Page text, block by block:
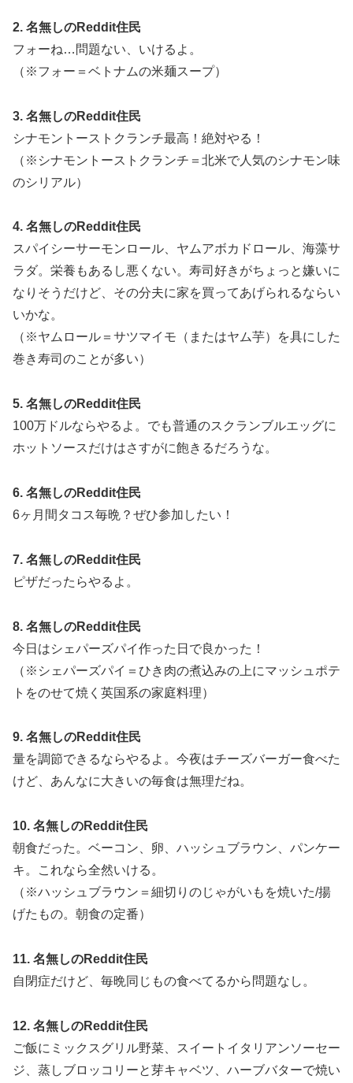
2. 名無しのReddit住民
フォーね…問題ない、いけるよ。
（※フォー＝ベトナムの米麺スープ）
3. 名無しのReddit住民
シナモントーストクランチ最高！絶対やる！
（※シナモントーストクランチ＝北米で人気のシナモン味
のシリアル）
4. 名無しのReddit住民
スパイシーサーモンロール、ヤムアボカドロール、海藻サ
ラダ。栄養もあるし悪くない。寿司好きがちょっと嫌いに
なりそうだけど、その分夫に家を買ってあげられるならい
いかな。
（※ヤムロール＝サツマイモ（またはヤム芋）を具にした
巻き寿司のことが多い）
5. 名無しのReddit住民
100万ドルならやるよ。でも普通のスクランブルエッグに
ホットソースだけはさすがに飽きるだろうな。
6. 名無しのReddit住民
6ヶ月間タコス毎晩？ぜひ参加したい！
7. 名無しのReddit住民
ピザだったらやるよ。
8. 名無しのReddit住民
今日はシェパーズパイ作った日で良かった！
（※シェパーズパイ＝ひき肉の煮込みの上にマッシュポテ
トをのせて焼く英国系の家庭料理）
9. 名無しのReddit住民
量を調節できるならやるよ。今夜はチーズバーガー食べた
けど、あんなに大きいの毎食は無理だね。
10. 名無しのReddit住民
朝食だった。ベーコン、卵、ハッシュブラウン、パンケー
キ。これなら全然いける。
（※ハッシュブラウン＝細切りのじゃがいもを焼いた/揚
げたもの。朝食の定番）
11. 名無しのReddit住民
自閉症だけど、毎晩同じもの食べてるから問題なし。
12. 名無しのReddit住民
ご飯にミックスグリル野菜、スイートイタリアンソーセー
ジ、蒸しブロッコリーと芽キャベツ、ハーブバターで焼い